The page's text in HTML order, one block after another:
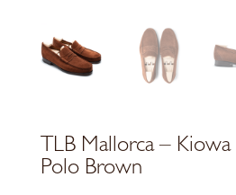
TLB Mallorca –
Polo Brown